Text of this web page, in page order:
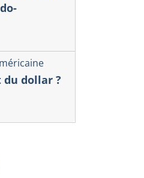
dollar ?